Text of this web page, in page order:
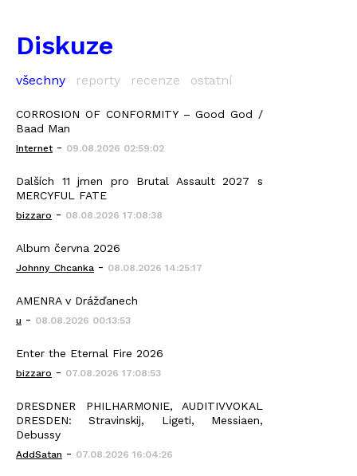
Diskuze
všechny reporty recenze ostatní
CORROSION OF CONFORMITY – Good God /
Baad Man
Internet- 09.08.2026 02:59:02
Dalších 11 jmen pro Brutal Assault 2027 s
MERCYFUL FATE
bizzaro - 08.08.2026 17:08:38
Album června 2026
Johnny_Chcanka - 08.08.2026 14:25:17
AMENRA v Drážďanech
u - 08.08.2026 00:13:53
Enter the Eternal Fire 2026
bizzaro - 07.08.2026 17:08:53
DRESDNER PHILHARMONIE, AUDITIVVOKAL
DRESDEN: Stravinskij, Ligeti, Messiaen,
Debussy
AddSatan - 07.08.2026 16:04:26